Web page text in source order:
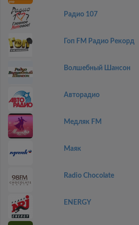
Радио 107
Гоп FM Радио Рекорд
Волшебный Шансон
Авторадио
Медляк FM
Маяк
Radio Chocolate
ENERGY